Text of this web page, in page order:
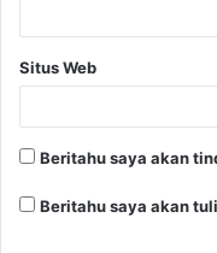
Situs Web
Beritahu saya akan
Beritahu saya akan